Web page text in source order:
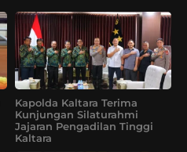
Kapolda Kaltara Terima
Kunjungan Silaturahmi
Jajaran Pengadilan Tinggi
Kaltara